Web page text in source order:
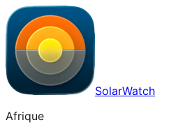
SolarWatch
Afrique